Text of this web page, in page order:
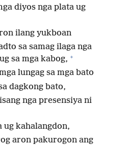
diyos nga plata ug
ilang yukboan
sa samag ilaga nga
ug sa mga kabog, +
lungag sa mga bato
dagkong bato,
nga presensiya ni
ug kahalangdon,
aron pakurogon ang